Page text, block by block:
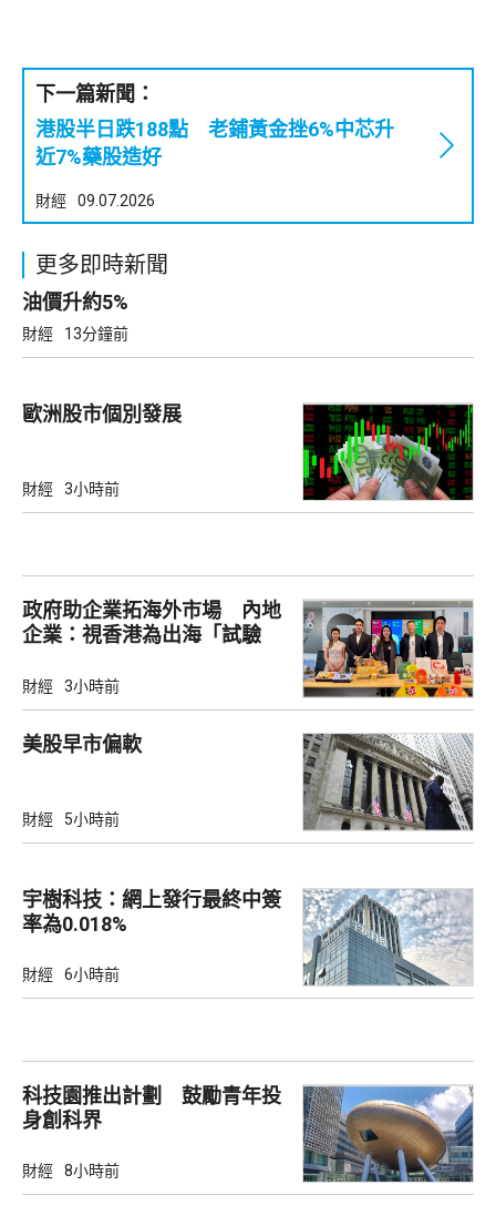
下一篇新聞：
港股半日跌188點 老鋪黃金挫6%中芯升
近7%藥股造好
財經 09.07.2026
更多即時新聞
油價升約5%
財經 13分鐘前
歐洲股市個別發展
財經 3小時前
政府助企業拓海外市場 內地
企業：視香港為出海「試驗
財經 3小時前
美股早市偏軟
財經 5小時前
宇樹科技：網上發行最終中簽
率為0.018%
財經 6小時前
科技園推出計劃 鼓勵青年投
身創科界
財經 8小時前